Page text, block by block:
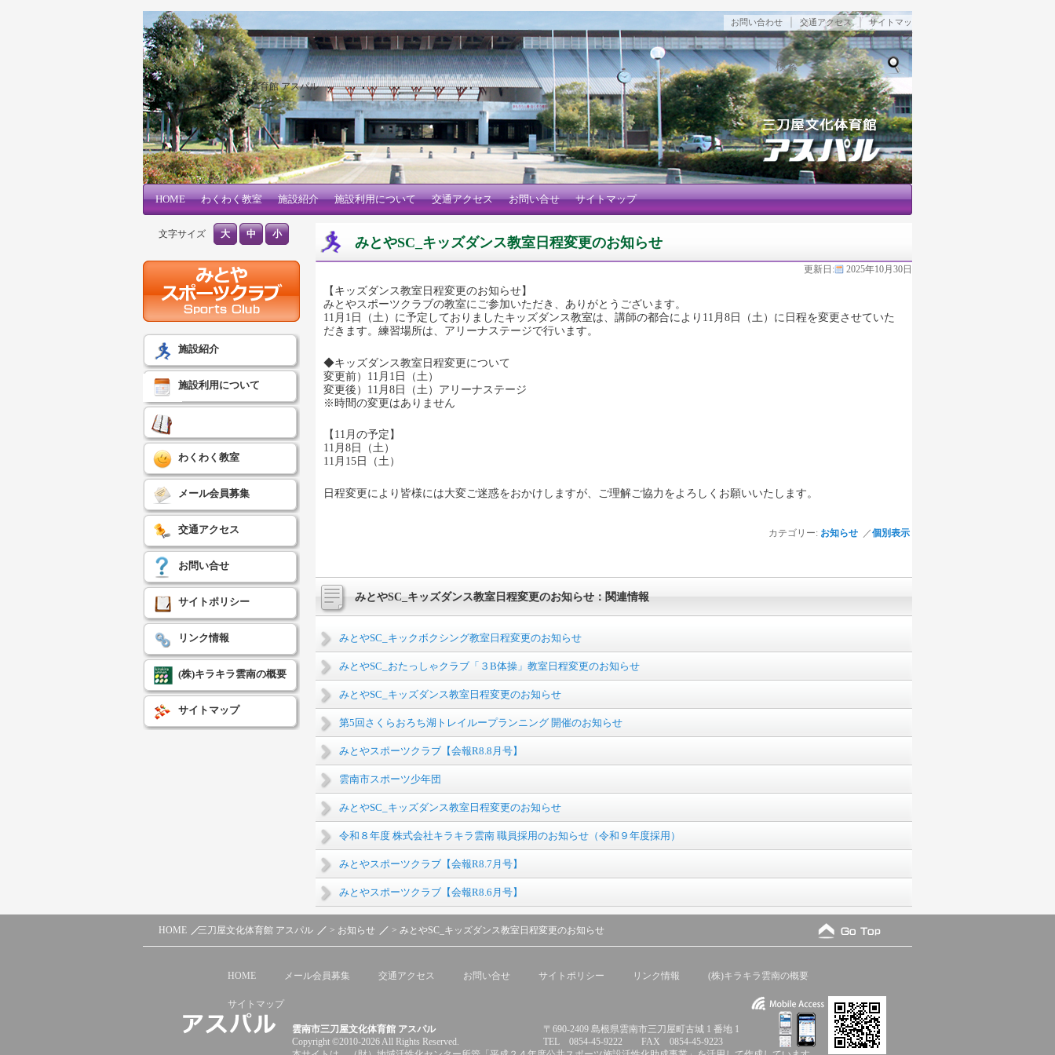
三刀屋文化体育館 アスパル
お問い合わせ 交通アクセス｜サイトマッ
プ
検索
メインメニュー
メインコンテンツへ移動
サブコンテンツへ移動
HOME わくわく教室 施設紹介 施設利用について 交通アクセス お問い合せ サイトマップ
みとやSC_キッズダンス教室日程変更のお知らせ
更新日: 2025年10月30日
【キッズダンス教室日程変更のお知らせ】
みとやスポーツクラブの教室にご参加いただき、ありがとうございます。
11月1日（土）に予定しておりましたキッズダンス教室は、講師の都合により11月8日（土）に日程を変更させていた
だきます。練習場所は、アリーナステージで行います。
◆キッズダンス教室日程変更について
変更前）11月1日（土）
変更後）11月8日（土）アリーナステージ
※時間の変更はありません
【11月の予定】
11月8日（土）
11月15日（土）
日程変更により皆様には大変ご迷惑をおかけしますが、ご理解ご協力をよろしくお願いいたします。
カテゴリー: お知らせ ／個別表示
みとやSC_キッズダンス教室日程変更のお知らせ：関連情報
みとやSC_キックボクシング教室日程変更のお知らせ
みとやSC_おたっしゃクラブ「３B体操」教室日程変更のお知らせ
みとやSC_キッズダンス教室日程変更のお知らせ
第5回さくらおろち湖トレイループランニング 開催のお知らせ
みとやスポーツクラブ【会報R8.8月号】
雲南市スポーツ少年団
みとやSC_キッズダンス教室日程変更のお知らせ
令和８年度 株式会社キラキラ雲南 職員採用のお知らせ（令和９年度採用）
みとやスポーツクラブ【会報R8.7月号】
みとやスポーツクラブ【会報R8.6月号】
文字サイズ 大 中 小
施設紹介
施設利用について
わくわく教室
メール会員募集
交通アクセス
お問い合せ
サイトポリシー
リンク情報
(株)キラキラ雲南の概要
サイトマップ
HOME 三刀屋文化体育館 アスパル > お知らせ > みとやSC_キッズダンス教室日程変更のお知らせ
HOME メール会員募集 交通アクセス お問い合せ サイトポリシー リンク情報 (株)キラキラ雲南の概要
サイトマップ
雲南市三刀屋文化体育館 アスパル
Copyright ©2010-2026 All Rights Reserved.
〒690-2409 島根県雲南市三刀屋町古城 1 番地 1
TEL 0854-45-9222 FAX 0854-45-9223